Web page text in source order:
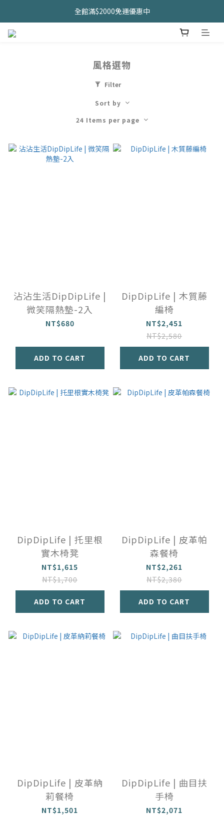
久坐神器>>坐&靠墊組合只要$1488
全館滿$2000免運優惠中
風格選物
Filter
Sort by
24 Items per page
沾沾生活DipDipLife |
微笑隔熱墊-2入
NT$680
ADD TO CART
DipDipLife | 木質藤
編椅
NT$2,451
NT$2,580
ADD TO CART
DipDipLife | 托里根
實木椅凳
NT$1,615
NT$1,700
ADD TO CART
DipDipLife | 皮革帕
森餐椅
NT$2,261
NT$2,380
ADD TO CART
DipDipLife | 皮革納
莉餐椅
NT$1,501
DipDipLife | 曲目扶
手椅
NT$2,071